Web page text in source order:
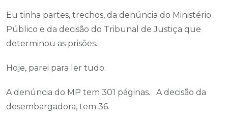
Eu tinha partes, trechos, da denúncia do Ministério
Público e da decisão do Tribunal de Justiça que
determinou as prisões.
Hoje, parei para ler tudo.
A denúncia do MP tem 301 páginas. A decisão da
desembargadora, tem 36.